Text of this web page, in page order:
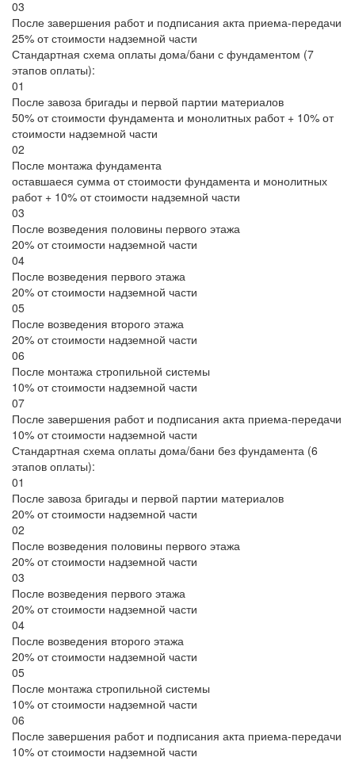
03
После завершения работ и подписания акта приема-передачи
25% от стоимости надземной части
Стандартная схема оплаты дома/бани с фундаментом (7
этапов оплаты):
01
После завоза бригады и первой партии материалов
50% от стоимости фундамента и монолитных работ + 10% от
стоимости надземной части
02
После монтажа фундамента
оставшаеся сумма от стоимости фундамента и монолитных
работ + 10% от стоимости надземной части
03
После возведения половины первого этажа
20% от стоимости надземной части
04
После возведения первого этажа
20% от стоимости надземной части
05
После возведения второго этажа
20% от стоимости надземной части
06
После монтажа стропильной системы
10% от стоимости надземной части
07
После завершения работ и подписания акта приема-передачи
10% от стоимости надземной части
Стандартная схема оплаты дома/бани без фундамента (6
этапов оплаты):
01
После завоза бригады и первой партии материалов
20% от стоимости надземной части
02
После возведения половины первого этажа
20% от стоимости надземной части
03
После возведения первого этажа
20% от стоимости надземной части
04
После возведения второго этажа
20% от стоимости надземной части
05
После монтажа стропильной системы
10% от стоимости надземной части
06
После завершения работ и подписания акта приема-передачи
10% от стоимости надземной части